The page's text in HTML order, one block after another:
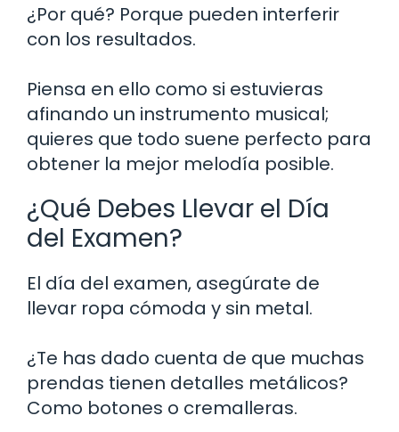
¿Por qué? Porque pueden interferir
con los resultados.
Piensa en ello como si estuvieras
afinando un instrumento musical;
quieres que todo suene perfecto para
obtener la mejor melodía posible.
¿Qué Debes Llevar el Día
del Examen?
El día del examen, asegúrate de
llevar ropa cómoda y sin metal.
¿Te has dado cuenta de que muchas
prendas tienen detalles metálicos?
Como botones o cremalleras.